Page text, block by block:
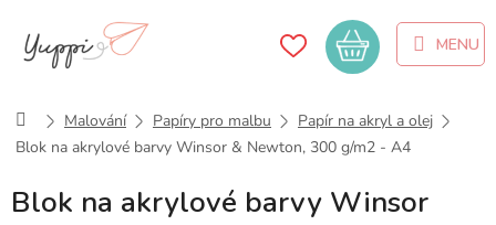
obsah
Nákupní
košík
DomůMalování Papíry pro malbu
Papír na akryl a olej
Blok na akrylové barvy Winsor & Newton, 300 g/m2 - A4
Blok na akrylové barvy Winsor